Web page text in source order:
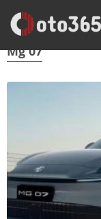
Trang Chủ Mg 07
Mg 07